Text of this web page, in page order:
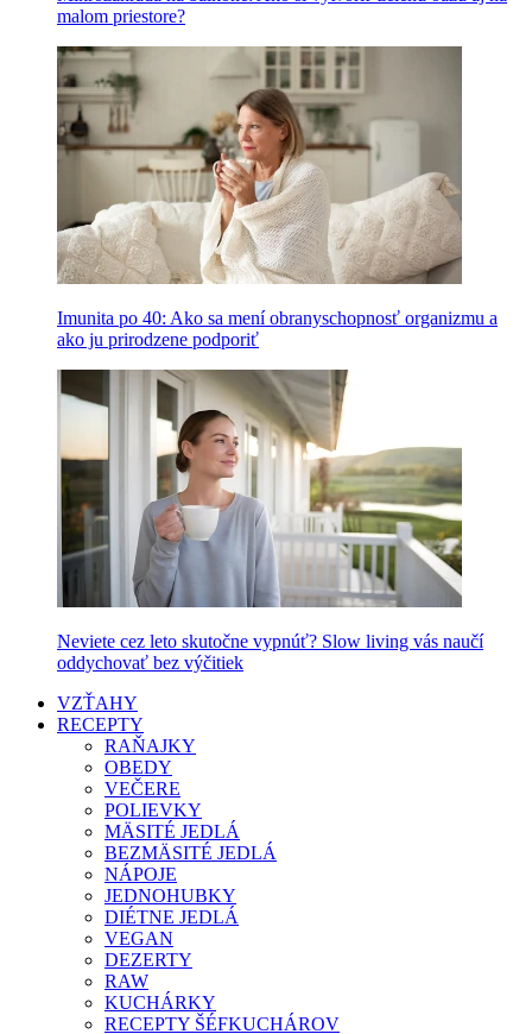
malom priestore?
Imunita po 40: Ako sa mení obranyschopnosť organizmu a
ako ju prirodzene podporiť
Neviete cez leto skutočne vypnúť? Slow living vás naučí
oddychovať bez výčitiek
VZŤAHY
RECEPTY
RAŇAJKY
OBEDY
VEČERE
POLIEVKY
MÄSITÉ JEDLÁ
BEZMÄSITÉ JEDLÁ
NÁPOJE
JEDNOHUBKY
DIÉTNE JEDLÁ
VEGAN
DEZERTY
RAW
KUCHÁRKY
RECEPTY ŠÉFKUCHÁROV